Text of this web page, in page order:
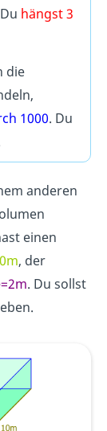
hängst 3
die
1000. Du
anderen
einen
, der
. Du sollst